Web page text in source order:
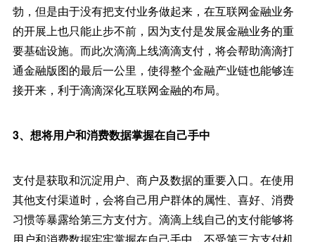
勃，但是由于没有把支付业务做起来，在互联网金融业务
的开展上也只能止步不前，因为支付是发展金融业务的重
要基础设施。而此次滴滴上线滴滴支付，将会帮助滴滴打
通金融版图的最后一公里，使得整个金融产业链也能够连
接开来，利于滴滴深化互联网金融的布局。
3、想将用户和消费数据掌握在自己手中
支付是获取和沉淀用户、商户及数据的重要入口。在使用
其他支付渠道时，会将自己用户群体的属性、喜好、消费
习惯等暴露给第三方支付方。滴滴上线自己的支付能够将